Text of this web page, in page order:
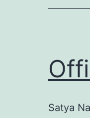
Satya